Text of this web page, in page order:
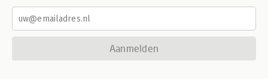
Aanmelden